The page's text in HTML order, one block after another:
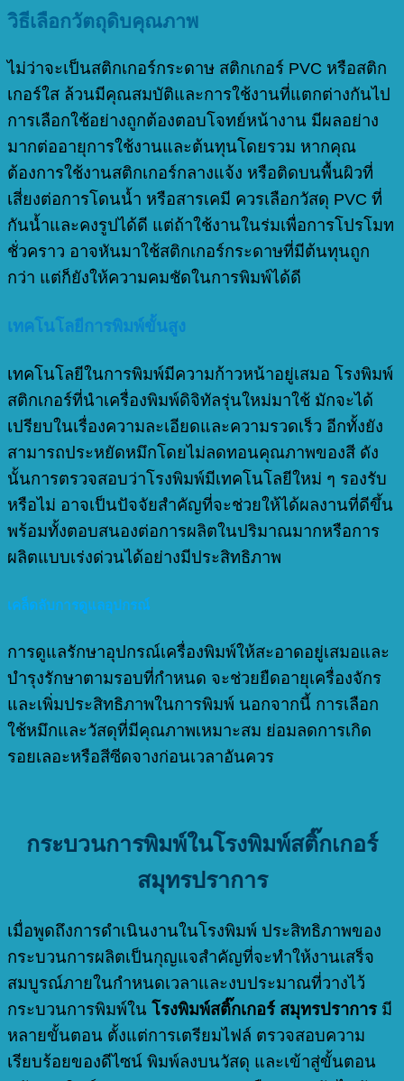
วิธีเลือกวัตถุดิบคุณภาพ
ไม่ว่าจะเป็นสติกเกอร์กระดาษ สติกเกอร์ PVC หรือสติก
เกอร์ใส ล้วนมีคุณสมบัติและการใช้งานที่แตกต่างกันไป
การเลือกใช้อย่างถูกต้องตอบโจทย์หน้างาน มีผลอย่าง
มากต่ออายุการใช้งานและต้นทุนโดยรวม หากคุณ
ต้องการใช้งานสติกเกอร์กลางแจ้ง หรือติดบนพื้นผิวที่
เสี่ยงต่อการโดนน้ำ หรือสารเคมี ควรเลือกวัสดุ PVC ที่
กันน้ำและคงรูปได้ดี แต่ถ้าใช้งานในร่มเพื่อการโปรโมท
ชั่วคราว อาจหันมาใช้สติกเกอร์กระดาษที่มีต้นทุนถูก
กว่า แต่ก็ยังให้ความคมชัดในการพิมพ์ได้ดี
เทคโนโลยีการพิมพ์ขั้นสูง
เทคโนโลยีในการพิมพ์มีความก้าวหน้าอยู่เสมอ โรงพิมพ์
สติกเกอร์ที่นำเครื่องพิมพ์ดิจิทัลรุ่นใหม่มาใช้ มักจะได้
เปรียบในเรื่องความละเอียดและความรวดเร็ว อีกทั้งยัง
สามารถประหยัดหมึกโดยไม่ลดทอนคุณภาพของสี ดัง
นั้นการตรวจสอบว่าโรงพิมพ์มีเทคโนโลยีใหม่ ๆ รองรับ
หรือไม่ อาจเป็นปัจจัยสำคัญที่จะช่วยให้ได้ผลงานที่ดีขึ้น
พร้อมทั้งตอบสนองต่อการผลิตในปริมาณมากหรือการ
ผลิตแบบเร่งด่วนได้อย่างมีประสิทธิภาพ
เคล็ดลับการดูแลอุปกรณ์
การดูแลรักษาอุปกรณ์เครื่องพิมพ์ให้สะอาดอยู่เสมอและ
บำรุงรักษาตามรอบที่กำหนด จะช่วยยืดอายุเครื่องจักร
และเพิ่มประสิทธิภาพในการพิมพ์ นอกจากนี้ การเลือก
ใช้หมึกและวัสดุที่มีคุณภาพเหมาะสม ย่อมลดการเกิด
รอยเลอะหรือสีซีดจางก่อนเวลาอันควร
กระบวนการพิมพ์ในโรงพิมพ์สติ๊กเกอร์
สมุทรปราการ
เมื่อพูดถึงการดำเนินงานในโรงพิมพ์ ประสิทธิภาพของ
กระบวนการผลิตเป็นกุญแจสำคัญที่จะทำให้งานเสร็จ
สมบูรณ์ภายในกำหนดเวลาและงบประมาณที่วางไว้
กระบวนการพิมพ์ใน โรงพิมพ์สติ๊กเกอร์ สมุทรปราการ มี
หลายขั้นตอน ตั้งแต่การเตรียมไฟล์ ตรวจสอบความ
เรียบร้อยของดีไซน์ พิมพ์ลงบนวัสดุ และเข้าสู่ขั้นตอน